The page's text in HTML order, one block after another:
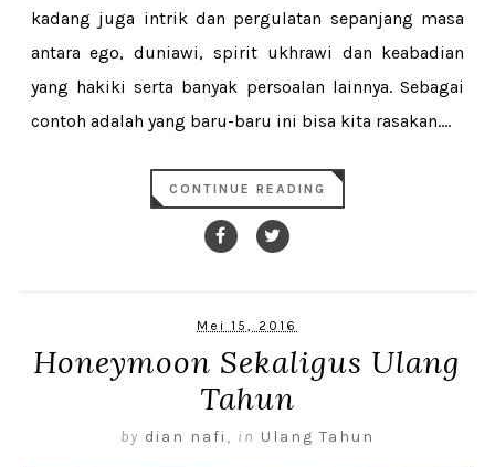
kadang juga intrik dan pergulatan sepanjang masa
antara ego, duniawi, spirit ukhrawi dan keabadian
yang hakiki serta banyak persoalan lainnya. Sebagai
contoh adalah yang baru-baru ini bisa kita rasakan....
CONTINUE READING
Mei 15, 2016
Honeymoon Sekaligus Ulang
Tahun
by dian nafi , in Ulang Tahun